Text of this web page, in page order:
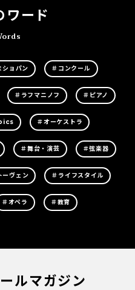
ワード
ショパン ＃コンクール
＃ラフマニノフ ＃ピアノ
＃オーケストラ
＃舞台・演芸 ＃弦楽器
ーヴェン ＃ライフスタイル
＃オペラ ＃教育
ルマガジン